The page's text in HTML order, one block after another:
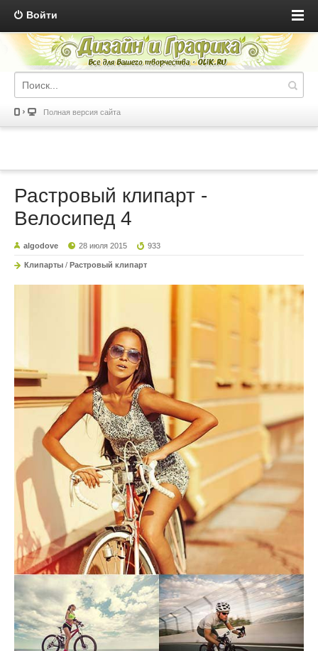
Войти
Полная версия сайта
Растровый клипарт -
Велосипед 4
algodove 28 июля 2015 933
Клипарты / Растровый клипарт